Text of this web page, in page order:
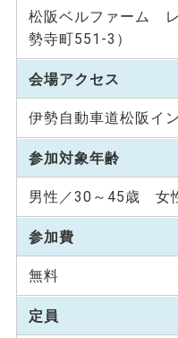
松阪ベルファーム
勢寺町551-3）
会場アクセス
伊勢自動車道松阪イ
参加対象年齢
男性／30～45歳 女
参加費
無料
定員